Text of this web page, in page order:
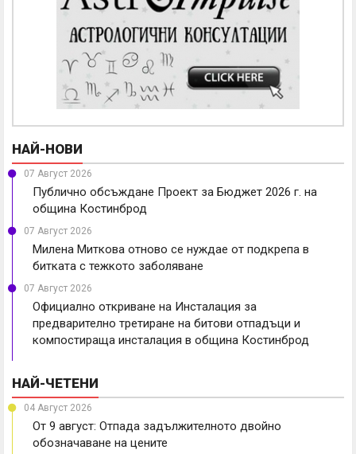
НАЙ-НОВИ
07 Август 2026
Публично обсъждане Проект за Бюджет 2026 г. на
община Костинброд
07 Август 2026
Милена Миткова отново се нуждае от подкрепа в
битката с тежкото заболяване
07 Август 2026
Официално откриване на Инсталация за
предварително третиране на битови отпадъци и
компостираща инсталация в община Костинброд
НАЙ-ЧЕТЕНИ
04 Август 2026
От 9 август: Отпада задължителното двойно
обозначаване на цените